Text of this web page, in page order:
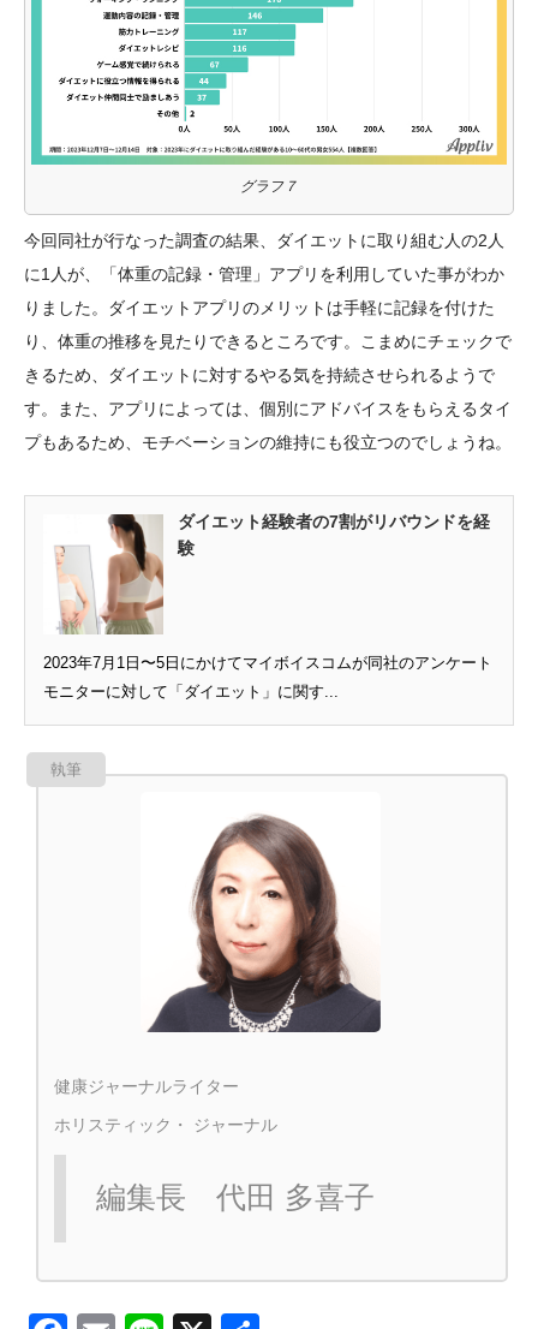
グラフ７
今回同社が行なった調査の結果、ダイエットに取り組む人の2人
に1人が、「体重の記録・管理」アプリを利用していた事がわか
りました。ダイエットアプリのメリットは手軽に記録を付けた
り、体重の推移を見たりできるところです。こまめにチェックで
きるため、ダイエットに対するやる気を持続させられるようで
す。また、アプリによっては、個別にアドバイスをもらえるタイ
プもあるため、モチベーションの維持にも役立つのでしょうね。
ダイエット経験者の7割がリバウンドを経
験
2023年7月1日〜5日にかけてマイボイスコムが同社のアンケート
モニターに対して「ダイエット」に関す...
執筆
健康ジャーナルライター
ホリスティック・ ジャーナル
編集長 代田 多喜子